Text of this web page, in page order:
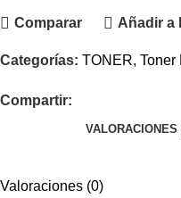
Comparar Añadir a
Categorías: TONER, Toner
Compartir:
VALORACIONES
Valoraciones (0)